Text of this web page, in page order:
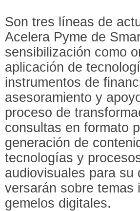
Son tres líneas de
Acelera Pyme de
sensibilización como
aplicación de
instrumentos de
asesoramiento y
proceso de
consultas en formato
generación de
tecnologías y
audiovisuales para su
versarán sobre temas
gemelos digitales.